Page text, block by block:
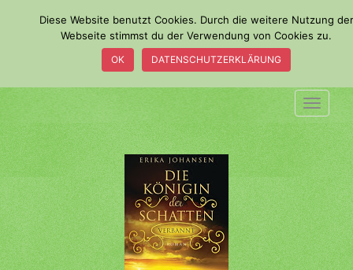
a
i
n
c
o
n
t
e
Diese Website benutzt Cookies. Durch die weitere Nutzung der
Webseite stimmst du der Verwendung von Cookies zu.
OK DATENSCHUTZERKLÄRUNG